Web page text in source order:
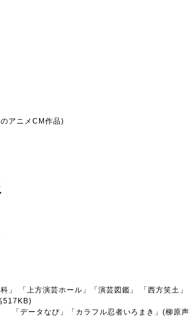
アニメCM作品)
」 「上方演芸ホール」「演芸図鑑」 「西方笑土」
517KB)
「データなび」「カラフル忍者いろまき」(柳原声